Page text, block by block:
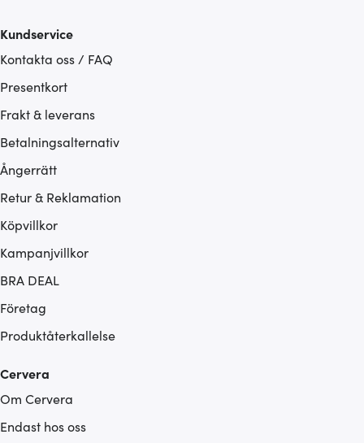
Kundservice
Kontakta oss / FAQ
Presentkort
Frakt & leverans
Betalningsalternativ
Ångerrätt
Retur & Reklamation
Köpvillkor
Kampanjvillkor
BRA DEAL
Företag
Produktåterkallelse
Cervera
Om Cervera
Endast hos oss